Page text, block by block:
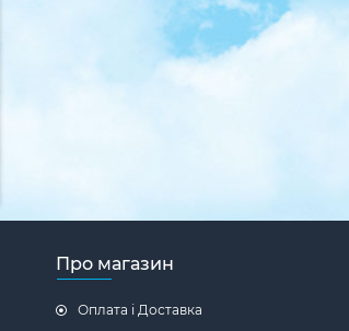
Про магазин
Оплата і Доставка